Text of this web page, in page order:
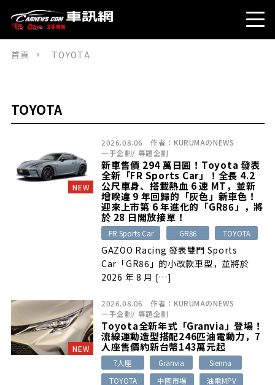
首頁 TOYOTA
TOYOTA
NEW
2026.08.06 作者： KURUMAのNEWS
一手企劃/ 專題企劃
新車售價 294 萬日圓！Toyota 發表
全新「FR Sports Car」！全長 4.2
公尺車身、搭載熱血 6 速 MT，並新
增睽違 9 年回歸的「灰色」新車色！
迎來上市第 6 年進化的「GR86」，將
於 28 日開放接單！
FR Sports Car GR86 TOYOTA
GAZOO Racing 發表雙門 Sports
Car「GR86」的小改款車型，並將於
2026 年 8 月 […]
NEW
2026.08.06 作者： KURUMAのNEWS
一手企劃/ 專題企劃
Toyota全新年式「Granvia」登場！
流線運動造型搭配246匹油電動力，7
人座售價約新台幣143萬元起
7人座 Granvia
Sienna
TOYOTA
中國市場 油電MPV